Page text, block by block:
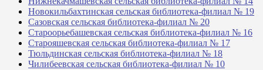
Новокильбахтинская сельская библиотека-филиал № 19
Сазовская сельская библиотека-филиал № 20
Староорьебашевская сельская библиотека-филиал № 16
Старояшевская сельская библиотека-филиал № 17
Тюльдинская сельская библиотека-филиал № 18
Чилибеевская сельская библиотека-филиал № 10